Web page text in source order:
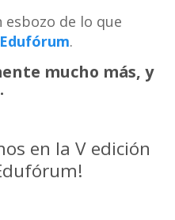
esbozo de lo que
Edufórum.
mucho más, y
en la V edición